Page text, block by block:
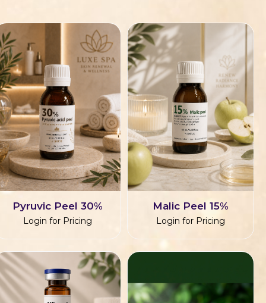
Pyruvic Peel 30%
Login for Pricing
Malic Peel 15%
Login for Pricing